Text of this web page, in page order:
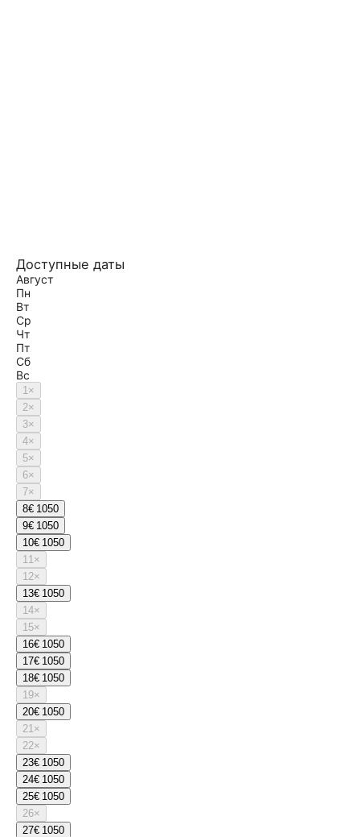
Доступные даты
Август
Пн
Вт
Ср
Чт
Пт
Сб
Вс
1×
2×
3×
4×
5×
6×
7×
8€ 1050
9€ 1050
10€ 1050
11×
12×
13€ 1050
14×
15×
16€ 1050
17€ 1050
18€ 1050
19×
20€ 1050
21×
22×
23€ 1050
24€ 1050
25€ 1050
26×
27€ 1050